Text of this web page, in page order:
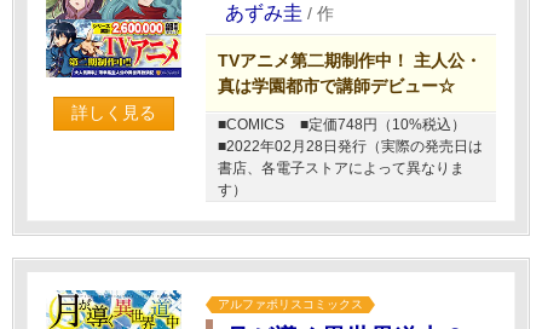
詳しく見る
あずみ圭 / 作
TVアニメ第二期制作中！ 主人公・
真は学園都市で講師デビュー☆
■COMICS
■定価748円（10%税込）
■2022年02月28日発行（実際の発売日は
書店、各電子ストアによって異なりま
す）
アルファポリスコミックス